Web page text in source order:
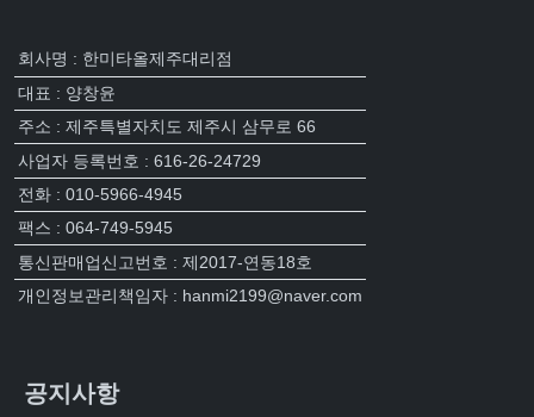
회사명 : 한미타올제주대리점
대표 : 양창윤
주소 : 제주특별자치도 제주시 삼무로 66
사업자 등록번호 : 616-26-24729
전화 : 010-5966-4945
팩스 : 064-749-5945
통신판매업신고번호 : 제2017-연동18호
개인정보관리책임자 : hanmi2199@naver.com
공지사항